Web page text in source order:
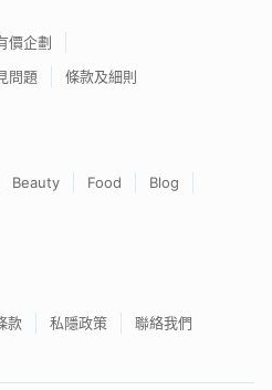
價企劃
問題 條款及細則
Beauty Food
Blog
款 私隱政策 聯絡我們